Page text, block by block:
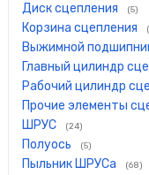
Диск сцепления (5)
Корзина сцепления
Выжимной
Главный цилиндр
Рабочий цилиндр
Прочие элементы
ШРУС (24)
Полуось (5)
Пыльник ШРУСа (68)